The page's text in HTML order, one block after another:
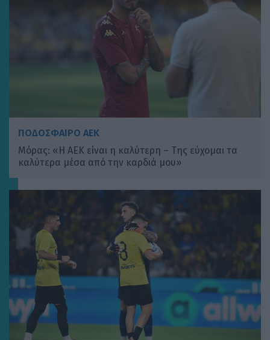
ΠΟΔΟΣΦΑΙΡΟ ΑΕΚ
Μόρας: «Η ΑΕΚ είναι η καλύτερη – Της εύχομαι τα
καλύτερα μέσα από την καρδιά μου»